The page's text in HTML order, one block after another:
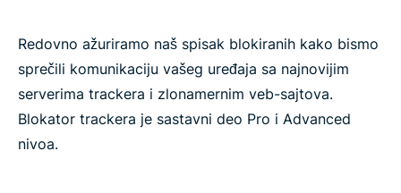
Redovno ažuriramo naš spisak blokiranih kako bismo
sprečili komunikaciju vašeg uređaja sa najnovijim
serverima trackera i zlonamernim veb-sajtova.
Blokator trackera je sastavni deo Pro i Advanced
nivoa.